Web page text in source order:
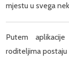
mjestu u svega
Putem
roditeljima